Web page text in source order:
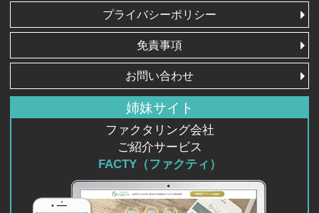
プライバシーポリシー
免責事項
お問い合わせ
姉妹サイト
ファクタリング会社
ご紹介サービス
FACTY（ファクティ）